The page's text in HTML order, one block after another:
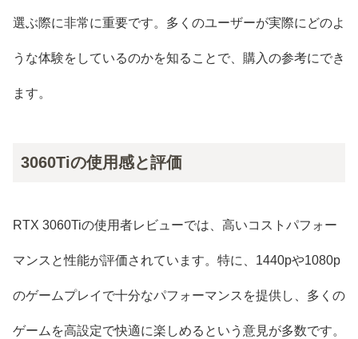
選ぶ際に非常に重要です。多くのユーザーが実際にどのよ
うな体験をしているのかを知ることで、購入の参考にでき
ます。
3060Tiの使用感と評価
RTX 3060Tiの使用者レビューでは、高いコストパフォー
マンスと性能が評価されています。特に、1440pや1080p
のゲームプレイで十分なパフォーマンスを提供し、多くの
ゲームを高設定で快適に楽しめるという意見が多数です。